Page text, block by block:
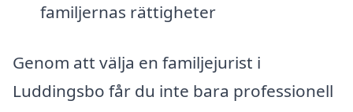
familjernas rättigheter
Genom att välja en familjejurist i
Luddingsbo får du inte bara professionell